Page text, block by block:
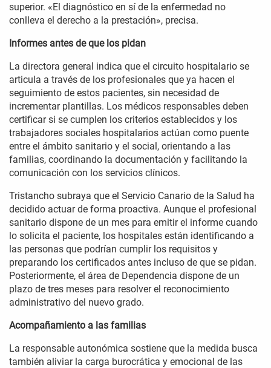
superior. «El diagnóstico en sí de la enfermedad no
conlleva el derecho a la prestación», precisa.
Informes antes de que los pidan
La directora general indica que el circuito hospitalario se
articula a través de los profesionales que ya hacen el
seguimiento de estos pacientes, sin necesidad de
incrementar plantillas. Los médicos responsables deben
certificar si se cumplen los criterios establecidos y los
trabajadores sociales hospitalarios actúan como puente
entre el ámbito sanitario y el social, orientando a las
familias, coordinando la documentación y facilitando la
comunicación con los servicios clínicos.
Tristancho subraya que el Servicio Canario de la Salud ha
decidido actuar de forma proactiva. Aunque el profesional
sanitario dispone de un mes para emitir el informe cuando
lo solicita el paciente, los hospitales están identificando a
las personas que podrían cumplir los requisitos y
preparando los certificados antes incluso de que se pidan.
Posteriormente, el área de Dependencia dispone de un
plazo de tres meses para resolver el reconocimiento
administrativo del nuevo grado.
Acompañamiento a las familias
La responsable autonómica sostiene que la medida busca
también aliviar la carga burocrática y emocional de las